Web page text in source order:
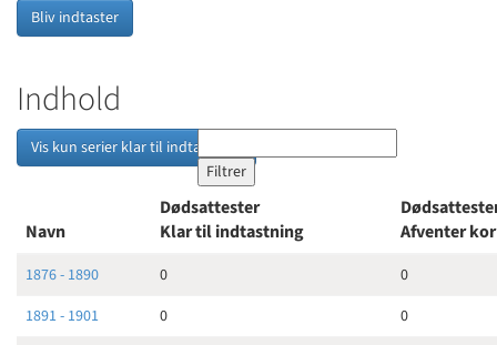
Bliv indtaster
Indhold
Vis kun serier klar til indtastning
Navn
Dødsattester
Klar til indtastning
Afventer
1876 - 1890 0
0
1891 - 1901
0
0